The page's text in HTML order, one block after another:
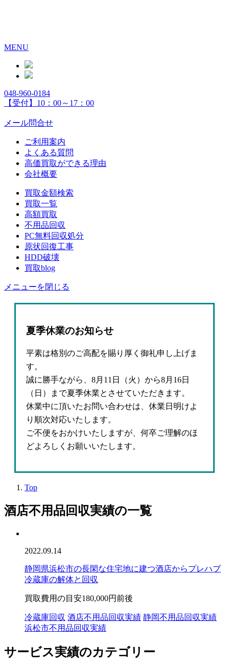
MENU
048-960-0184
【受付】10：00～17：00
メール問合せ
ご利用案内
よくある質問
高価買取ができる理由
会社概要
買取金額検索
買取一覧
高額買取
不用品回収
PC無料回収処分
原状回復工事
HDD破壊
買取blog
メニューを閉じる
夏季休業のお知らせ
平素は格別のご高配を賜り厚く御礼申し上げま
す。
誠に勝手ながら、8月11日（火）から8月16日
（日）まで夏季休業とさせていただきます。
休業中に頂いたお問い合わせは、休業日明けよ
り順次対応いたします。
ご不便をおかけいたしますが、何卒ご理解のほ
どよろしくお願いいたします。
Top
酒店不用品回収実績の一覧
2022.09.14
静岡県浜松市の長閑な住宅地に建つ酒店からプレハブ
冷蔵庫の解体と回収
買取費用の目安180,000円前後
冷蔵庫回収 酒店不用品回収実績 静岡不用品回収実績
浜松市不用品回収実績
サービス実績のカテゴリー